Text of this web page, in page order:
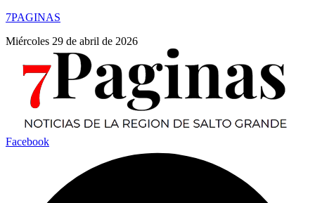
7PAGINAS
Miércoles 29 de abril de 2026
Facebook